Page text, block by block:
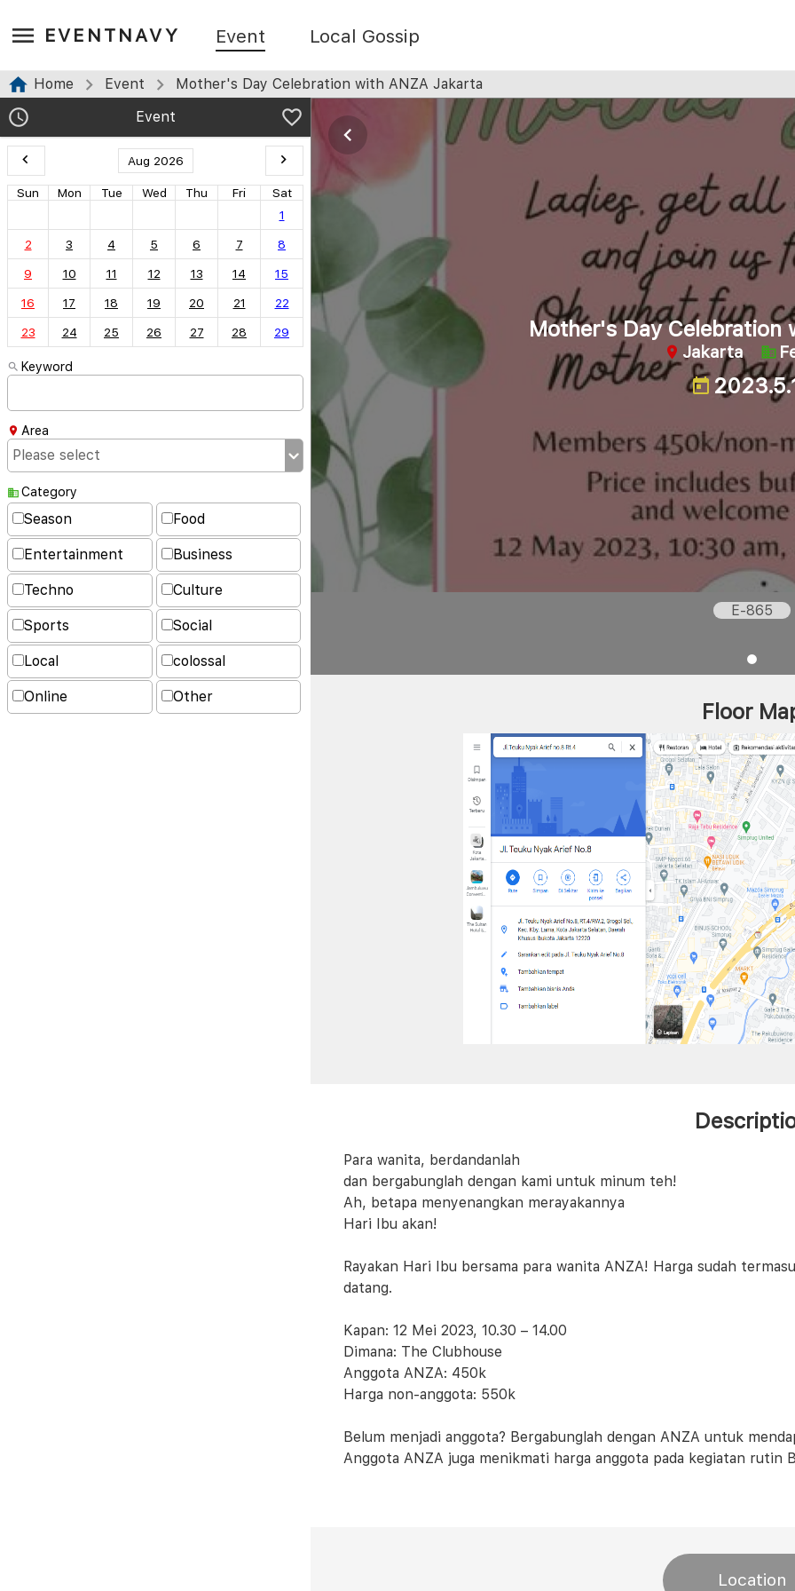
EVENTNAVY Event Local Gossip
Home Event
Mother's Day Celebration with ANZA Jakarta
Event
Aug 2026
Sun Mon Tue Wed Thu Fri
Sat
1
2 3 4 5 6 7 8
9 10 11 12 13 14 15
16 17 18 19 20 21 22
23 24 25 26 27 28 29
Keyword
Area
Category
Season Food
Entertainment Business
Techno Culture
Sports Social
Local colossal
Online Other
Mother's Day Celebration
Jakarta
E-865
Floor
Para wanita, berdandanlah
dan bergabunglah dengan kami untuk minum teh!
Ah, betapa menyenangkan merayakannya
Hari Ibu akan!
Rayakan Hari Ibu bersama para wanita ANZA! Harga sudah
datang.
Kapan: 12 Mei 2023, 10.30 – 14.00
Dimana: The Clubhouse
Anggota ANZA: 450k
Harga non-anggota: 550k
Belum menjadi anggota? Bergabunglah dengan ANZA untuk
Anggota ANZA juga menikmati harga anggota pada kegiatan rutin
Location